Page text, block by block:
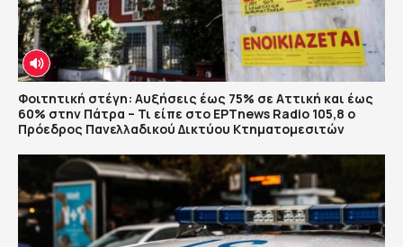
Φοιτητική στέγη: Αυξήσεις έως 75% σε Αττική και έως
60% στην Πάτρα – Τι είπε στο ΕΡΤnews Radio 105,8 ο
Πρόεδρος Πανελλαδικού Δικτύου Κτηματομεσιτών